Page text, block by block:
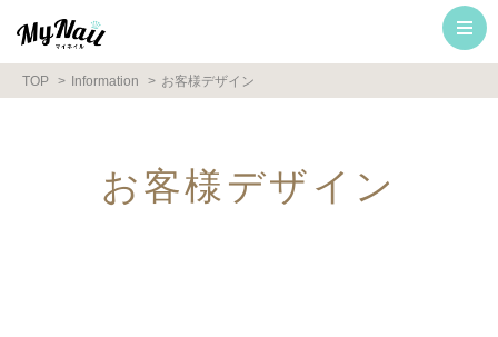
TOP Information お客様デザイン
お客様デザイン